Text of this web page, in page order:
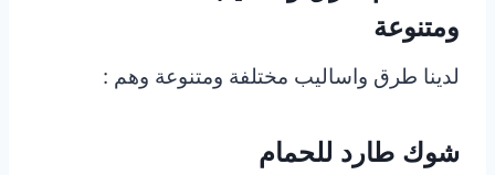
ومتنوعة
لدينا طرق واساليب مختلفة ومتنوعة وهم :
شوك طارد للحمام